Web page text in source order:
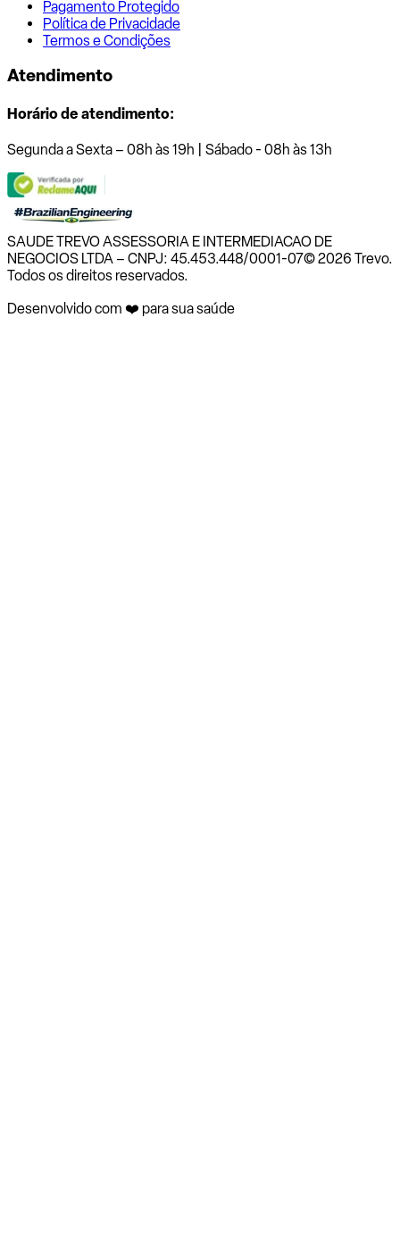
Pagamento Protegido
Política de Privacidade
Termos e Condições
Atendimento
Horário de atendimento:
Segunda a Sexta – 08h às 19h | Sábado - 08h às 13h
SAUDE TREVO ASSESSORIA E INTERMEDIACAO DE
NEGOCIOS LTDA – CNPJ: 45.453.448/0001-07© 2026 Trevo.
Todos os direitos reservados.
Desenvolvido com ❤️ para sua saúde